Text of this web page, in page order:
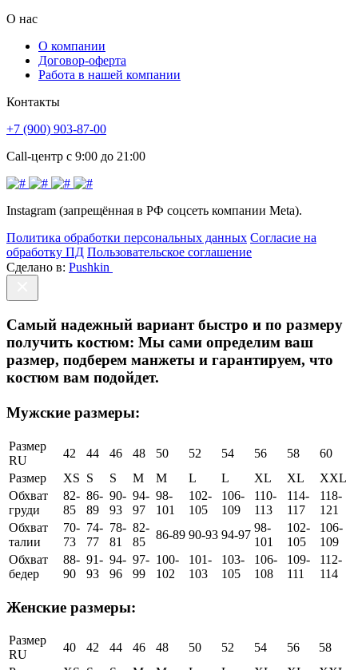
О нас
О компании
Договор-оферта
Работа в нашей компании
Контакты
+7 (900) 903-87-00
Call-центр с 9:00 до 21:00
Instagram (запрещённая в РФ соцсеть компании Meta).
Политика обработки персональных данных Согласие на
обработку ПД Пользовательское соглашение
Сделано в: Pushkin
Самый надежный вариант быстро и по размеру
получить костюм: Мы сами определим ваш
размер, подберем манжеты и гарантируем, что
костюм вам подойдет.
Мужские размеры:
Размер
RU
42 44 46 48 50 52 54 56 58
60
Размер
XS S S M M L L XL XL
XXL
Обхват
груди
82-
85
86-
89
90-
93
94-
97
98-
101
102-
105
106-
109
110-
113
114-
117
118-
121
Обхват
талии
70-
73
74-
77
78-
81
82-
85
86-89 90-93 94-97
98-
101
102-
105
106-
109
Обхват
бедер
88-
90
91-
93
94-
96
97-
99
100-
102
101-
103
103-
105
106-
108
109-
111
112-
114
Женские размеры:
Размер
RU
40 42 44 46 48 50 52 54 56
58